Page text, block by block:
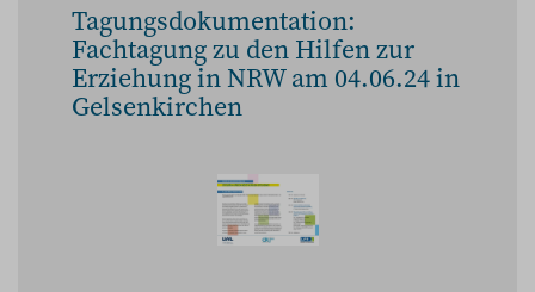
Tagungsdokumentation:
Fachtagung zu den Hilfen zur
Erziehung in NRW am 04.06.24 in
Gelsenkirchen